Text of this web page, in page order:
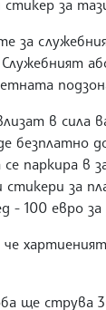
за
за
Служебният
в сила
безплатно
паркира в
за
- 100 евро за
ще струва